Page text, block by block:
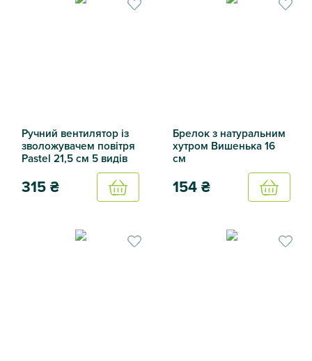
Ручний вентилятор із
зволожувачем повітря
Pastel 21,5 см 5 видів
315₴
Купить
Брелок з натуральним
хутром Вишенька 16
см
154₴
Купить